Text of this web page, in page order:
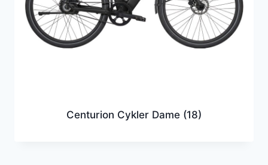
Centurion Cykler Dame (18)